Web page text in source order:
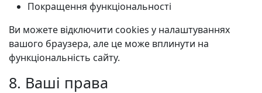
Покращення функціональності
Ви можете відключити cookies у налаштуваннях
вашого браузера, але це може вплинути на
функціональність сайту.
8. Ваші права